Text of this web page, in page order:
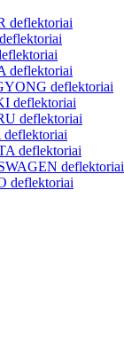
deflektoriai
deflektoriai
deflektoriai
deflektoriai
deflektoriai
deflektoriai
deflektoriai
deflektoriai